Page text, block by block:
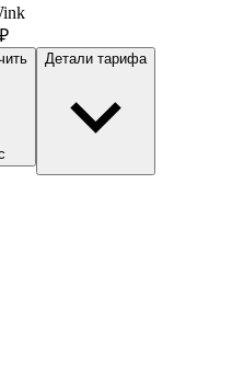
Детали тарифа